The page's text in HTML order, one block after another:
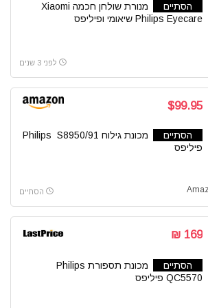
הסתיים
מנורת שולחן חכמה Xiaomi
Philips Eyecare שיאומי ופיליפס
לפני 3 שנים
$99.95
הסתיים
מכונת גילוח Philips S8950/91
פיליפס
הסתיים
169 ₪
הסתיים
מכונת תספורת Philips
QC5570 פיליפס